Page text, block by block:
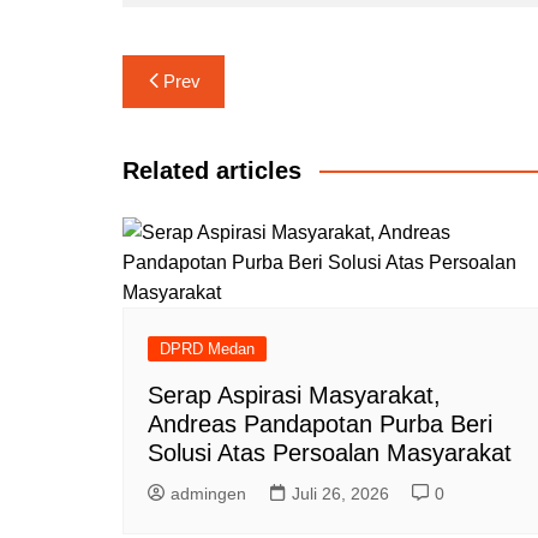
Navigasi
pos
Prev
Related articles
DPRD Medan
Serap Aspirasi Masyarakat,
Andreas Pandapotan Purba Beri
Solusi Atas Persoalan Masyarakat
admingen Juli 26, 2026 0